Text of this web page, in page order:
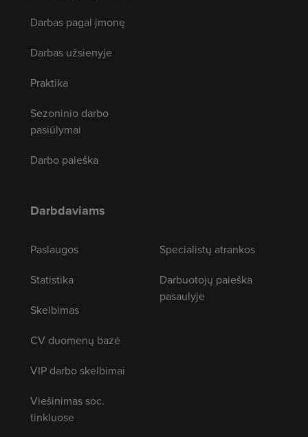
Darbas pagal įmonę
Darbas užsienyje
Praktika
Sezoninio darbo
pasiūlymai
Darbo paieška
Darbdaviams
Paslaugos
Statistika
Skelbimas
CV duomenų bazė
VIP darbo skelbimai
Viešinimas soc.
tinkluose
Specialistų atrankos
Darbuotojų paieška
pasaulyje